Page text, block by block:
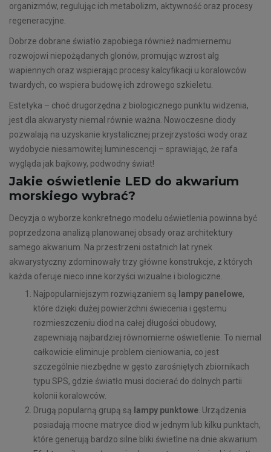
organizmów, regulując ich metabolizm, aktywność oraz procesy
regeneracyjne.
Dobrze dobrane światło zapobiega również nadmiernemu
rozwojowi niepożądanych glonów, promując wzrost alg
wapiennych oraz wspierając procesy kalcyfikacji u koralowców
twardych, co wspiera budowę ich zdrowego szkieletu.
Estetyka – choć drugorzędna z biologicznego punktu widzenia,
jest dla akwarysty niemal równie ważna. Nowoczesne diody
pozwalają na uzyskanie krystalicznej przejrzystości wody oraz
wydobycie niesamowitej luminescencji – sprawiając, że rafa
wygląda jak bajkowy, podwodny świat!
Jakie oświetlenie LED do akwarium
morskiego wybrać?
Decyzja o wyborze konkretnego modelu oświetlenia powinna być
poprzedzona analizą planowanej obsady oraz architektury
samego akwarium. Na przestrzeni ostatnich lat rynek
akwarystyczny zdominowały trzy główne konstrukcje, z których
każda oferuje nieco inne korzyści wizualne i biologiczne.
Najpopularniejszym rozwiązaniem są lampy panelowe,
które dzięki dużej powierzchni świecenia i gęstemu
rozmieszczeniu diod na całej długości obudowy,
zapewniają najbardziej równomierne oświetlenie. To niemal
całkowicie eliminuje problem cieniowania, co jest
szczególnie niezbędne w gęsto zarośniętych zbiornikach
typu SPS, gdzie światło musi docierać do dolnych partii
kolonii koralowców.
Drugą popularną grupą są lampy punktowe . Urządzenia
posiadają mocne matryce diod w jednym lub kilku punktach,
które generują bardzo silne bliki świetlne na dnie akwarium.